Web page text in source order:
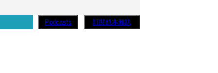
Podcasts 訂閱紙本雜誌